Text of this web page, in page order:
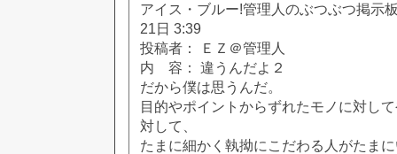
アイス・ブルー!管理人のぶつぶつ掲示
21日 3:39
投稿者： ＥＺ＠管理人
内 容： 違うんだよ２
だから僕は思うんだ。
目的やポイントからずれたモノに対し
対して、
たまに細かく執拗にこだわる人がたま